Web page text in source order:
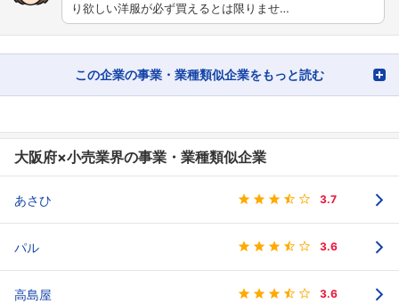
り欲しい洋服が必ず買えるとは限りませ…
この企業の事業・業種類似企業をもっと読む
大阪府×小売業界の事業・業種類似企業
あさひ 3.7
パル 3.6
高島屋 3.6